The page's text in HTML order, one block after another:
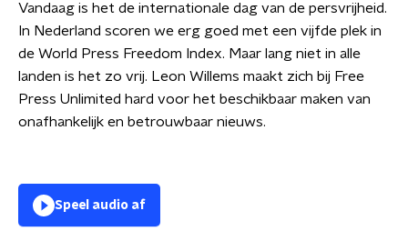
Vandaag is het de internationale dag van de persvrijheid.
In Nederland scoren we erg goed met een vijfde plek in
de World Press Freedom Index. Maar lang niet in alle
landen is het zo vrij. Leon Willems maakt zich bij Free
Press Unlimited hard voor het beschikbaar maken van
onafhankelijk en betrouwbaar nieuws.
Speel audio af